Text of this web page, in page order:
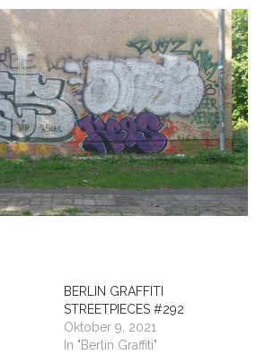
WANDERTAG LEIPZIG
WANDERTAG ROSTOCK
BELGRAD
BERLIN GRAFFITI
STREETPIECES #292
Oktober 9, 2021
In "Berlin Graffiti"